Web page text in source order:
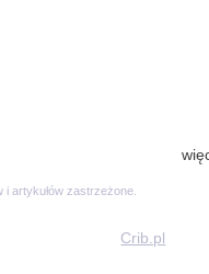
artykułów zastrzeżone.
Crib.pl